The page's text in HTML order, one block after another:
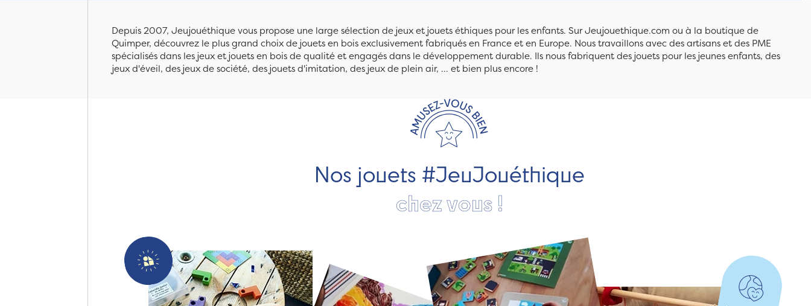
Depuis 2007, Jeujouéthique vous propose une large sélection de jeux et jouets éthiques pour les enfants. Sur Jeujouethique.com ou à la boutique de
Quimper, découvrez le plus grand choix de jouets en bois exclusivement fabriqués en France et en Europe. Nous travaillons avec des artisans et des PME
spécialisés dans les jeux et jouets en bois de qualité et engagés dans le développement durable. Ils nous fabriquent des jouets pour les jeunes enfants, des
jeux d'éveil, des jeux de société, des jouets d'imitation, des jeux de plein air, ... et bien plus encore !
Nos jouets #JeuJouéthique
chez vous !